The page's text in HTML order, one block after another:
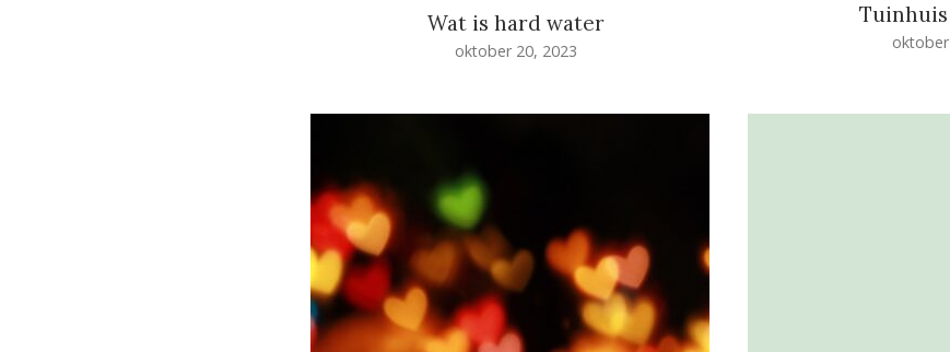
Wat is hard water
oktober 20, 2023